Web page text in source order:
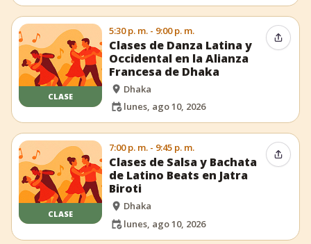
CLASE
5:30 p. m. - 9:00 p. m.
Clases de Danza Latina y
Occidental en la Alianza
Francesa de Dhaka
Dhaka
lunes, ago 10, 2026
CLASE
7:00 p. m. - 9:45 p. m.
Clases de Salsa y Bachata
de Latino Beats en Jatra
Biroti
Dhaka
lunes, ago 10, 2026